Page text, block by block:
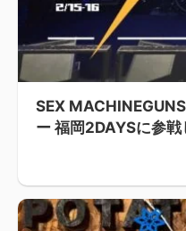
SEX
ー 福岡2DAYSに参戦